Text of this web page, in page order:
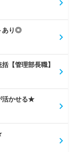
あり◎
【管理部長職】
活かせる★